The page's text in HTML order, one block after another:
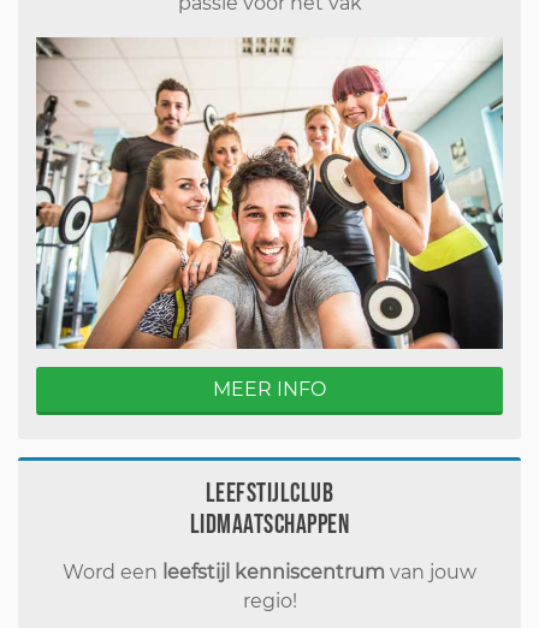
MEER INFO
Leefstijlclub
Lidmaatschappen
Word een leefstijl kenniscentrum van jouw
regio!